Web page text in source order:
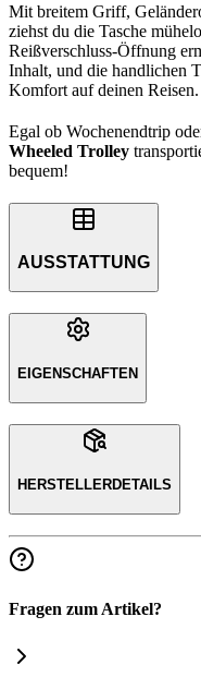
Mit breitem Griff,
ziehst du die Tasche
Reißverschluss-Öffnung
Inhalt, und die handlichen
Komfort auf deinen Reisen.
Egal ob Wochenendtrip
Wheeled Trolley
bequem!
AUSSTATTUNG
EIGENSCHAFTEN
HERSTELLERDETAILS
Fragen zum Artikel?